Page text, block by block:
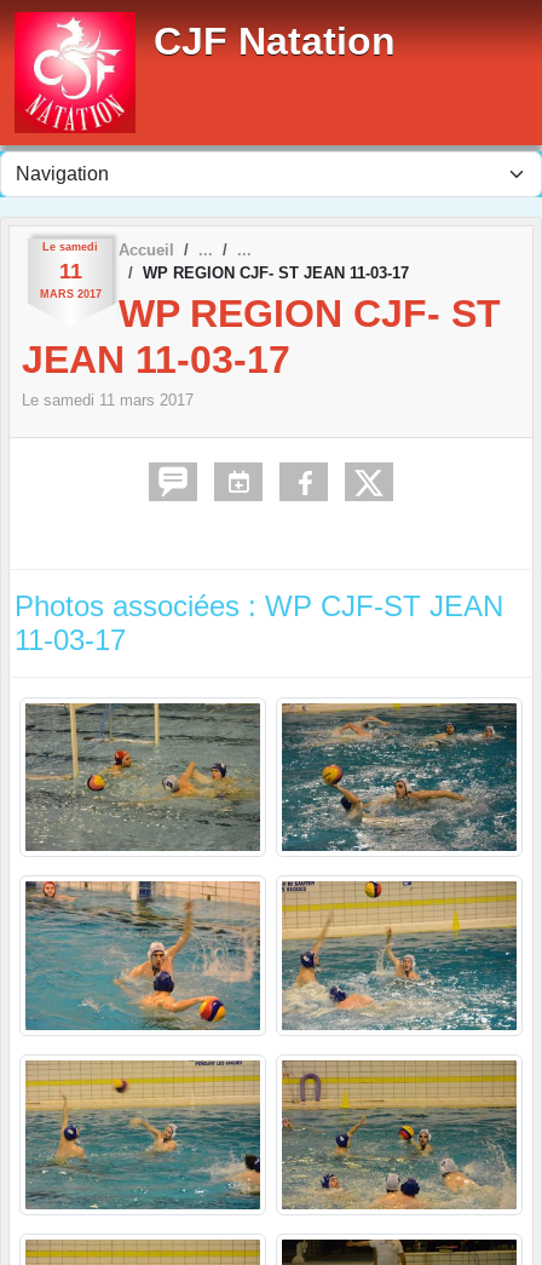
CJF Natation
Le samedi
11
MARS 2017
Accueil
WP REGION CJF- ST JEAN 11-03-17
WP REGION CJF- ST
JEAN 11-03-17
Le samedi 11 mars 2017
Photos associées : WP CJF-ST JEAN
11-03-17
Panneau de gestion des cookies